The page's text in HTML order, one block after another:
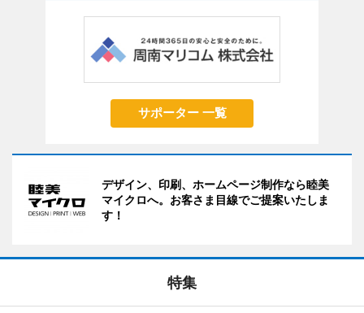
サポーター 一覧
デザイン、印刷、ホームページ制作なら睦美
マイクロへ。お客さま目線でご提案いたしま
す！
特集